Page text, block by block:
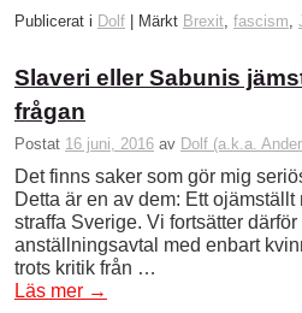
Publicerat i Dolf Märkt Brexit fascism
Slaveri eller Sabunis
frågan
Postat 16 juni, 2016 av Dolf (a.k.a.
Det finns saker som gör mig
Detta är en av dem: Ett
straffa Sverige. Vi fortsätter därför
anställningsavtal med ­enbart
trots kritik från …
Läs mer →